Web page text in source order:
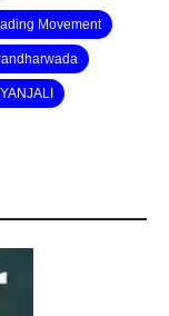
Movement